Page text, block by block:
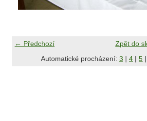
← Předchozí
Zpět do
Automatické procházení: 3 | 4 | 5 |